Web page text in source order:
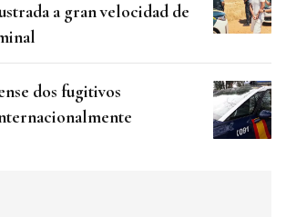
a gran velocidad de
dos fugitivos